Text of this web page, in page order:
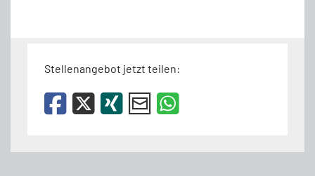
Stellenangebot jetzt teilen: